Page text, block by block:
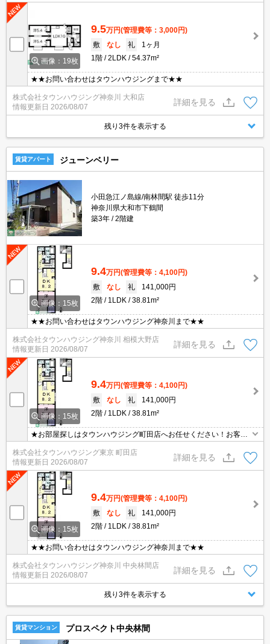
画像：19枚
9.5万円(管理費等：3,000円)
敷
なし 礼
1ヶ月
1階
2LDK 54.37m²
★★お問い合わせはタウンハウジングまで★★
株式会社タウンハウジング神奈川 大和店
情報更新日 2026/08/07
詳細を見る
残り3件を表示する
賃貸アパート ジューンベリー
小田急江ノ島線/南林間駅 徒歩11分
神奈川県大和市下鶴間
築3年
2階建
画像：15枚
9.4万円(管理費等：4,100円)
敷
なし 礼
141,000円
2階
1LDK 38.81m²
★★お問い合わせはタウンハウジング神奈川まで★★
株式会社タウンハウジング神奈川 相模大野店
情報更新日 2026/08/07
詳細を見る
画像：15枚
9.4万円(管理費等：4,100円)
敷
なし 礼
141,000円
2階
1LDK 38.81m²
★お部屋探しはタウンハウジング町田店へお任せください！お客様
のご条件にピッタリなお部屋をご紹介可能です！！お引越しのプロ
が精一杯お手伝いさせていただきます！！★
株式会社タウンハウジング東京 町田店
情報更新日 2026/08/07
詳細を見る
画像：15枚
9.4万円(管理費等：4,100円)
敷
なし 礼
141,000円
2階
1LDK 38.81m²
★★お問い合わせはタウンハウジング神奈川まで★★
株式会社タウンハウジング神奈川 中央林間店
情報更新日 2026/08/07
詳細を見る
残り3件を表示する
賃貸マンション プロスペクト中央林間